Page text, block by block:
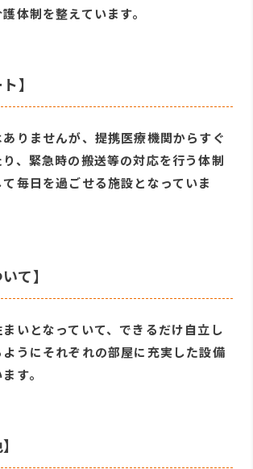
体制を整えています。
】
りませんが、提携医療機関からすぐ
、緊急時の搬送等の対応を行う体制
毎日を過ごせる施設となっていま
て】
いとなっていて、できるだけ自立し
うにそれぞれの部屋に充実した設備
す。